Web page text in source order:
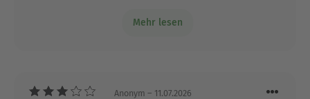
vorhersehbar oder unrealistisch.
Mehr lesen
Anonym – 11.07.2026